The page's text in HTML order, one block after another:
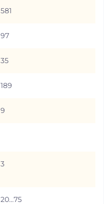
581
97
35
189
9
3
20...75